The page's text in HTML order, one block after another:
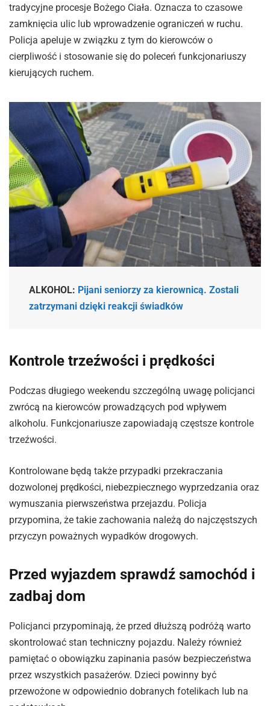
tradycyjne procesje Bożego Ciała. Oznacza to czasowe
zamknięcia ulic lub wprowadzenie ograniczeń w ruchu.
Policja apeluje w związku z tym do kierowców o
cierpliwość i stosowanie się do poleceń funkcjonariuszy
kierujących ruchem.
ALKOHOL: Pijani seniorzy za kierownicą. Zostali
zatrzymani dzięki reakcji świadków
Kontrole trzeźwości i prędkości
Podczas długiego weekendu szczególną uwagę policjanci
zwrócą na kierowców prowadzących pod wpływem
alkoholu. Funkcjonariusze zapowiadają częstsze kontrole
trzeźwości.
Kontrolowane będą także przypadki przekraczania
dozwolonej prędkości, niebezpiecznego wyprzedzania oraz
wymuszania pierwszeństwa przejazdu. Policja
przypomina, że takie zachowania należą do najczęstszych
przyczyn poważnych wypadków drogowych.
Przed wyjazdem sprawdź samochód i
zadbaj dom
Policjanci przypominają, że przed dłuższą podróżą warto
skontrolować stan techniczny pojazdu. Należy również
pamiętać o obowiązku zapinania pasów bezpieczeństwa
przez wszystkich pasażerów. Dzieci powinny być
przewożone w odpowiednio dobranych fotelikach lub na